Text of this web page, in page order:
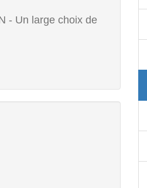
- Un large choix de